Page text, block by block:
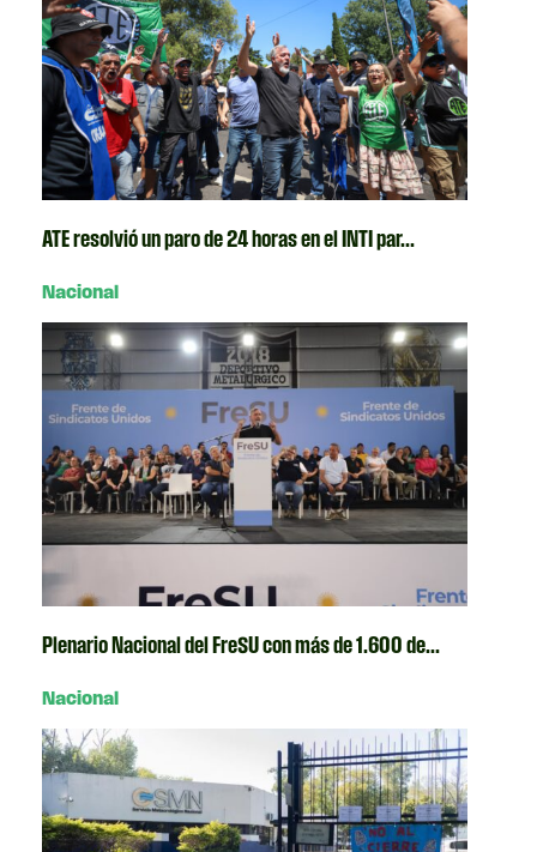
ATE resolvió un paro de 24 horas en el INTI par...
Nacional
Plenario Nacional del FreSU con más de 1.600 de...
Nacional